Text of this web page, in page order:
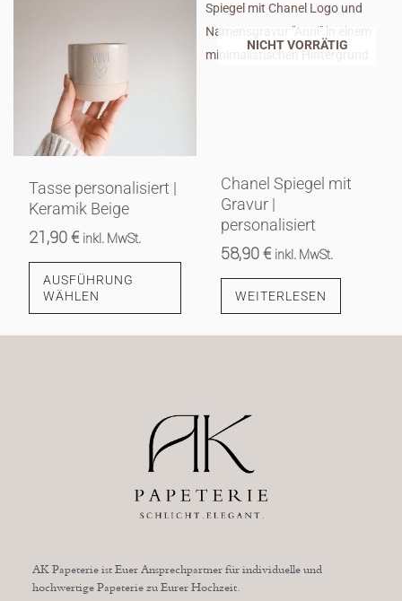
Tasse personalisiert |
Keramik Beige
21,90€ inkl. MwSt.
AUSFÜHRUNG
WÄHLEN
Varianten
Optionen
auf
der
Produktseite
gewählt
werden
NICHT VORRÄTIG
Chanel Spiegel mit
Gravur |
personalisiert
58,90€ inkl. MwSt.
WEITERLESEN
AK Papeterie ist Euer Ansprechpartner für individuelle und
hochwertige Papeterie zu Eurer Hochzeit.